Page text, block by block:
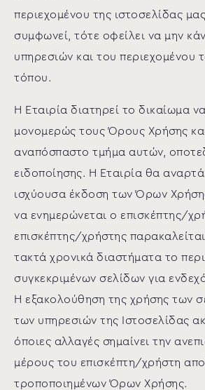
περιεχομένου της ιστοσελίδας
συμφωνεί, τότε οφείλει να μην
υπηρεσιών και του περιεχομένου
τόπου.
Η Εταιρία διατηρεί το δικαίωμα
μονομερώς τους Όρους Χρήσης
αναπόσπαστο τμήμα αυτών,
ειδοποίησης. Η Εταιρία θα
ισχύουσα έκδοση των Όρων
να ενημερώνεται ο επισκέπτης/
επισκέπτης/χρήστης
τακτά χρονικά διαστήματα το
συγκεκριμένων σελίδων για
Η εξακολούθηση της χρήσης των
των υπηρεσιών της Ιστοσελίδας
όποιες αλλαγές σημαίνει την
μέρους του επισκέπτη/χρήστη
τροποποιημένων Όρων Χρήσης.